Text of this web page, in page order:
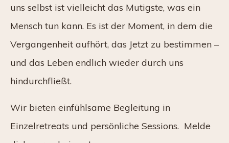
uns selbst ist vielleicht das Mutigste, was ein
Mensch tun kann. Es ist der Moment, in dem die
Vergangenheit aufhört, das Jetzt zu bestimmen –
und das Leben endlich wieder durch uns
hindurchfließt.
Wir bieten einfühlsame Begleitung in
Einzelretreats und persönliche Sessions. Melde